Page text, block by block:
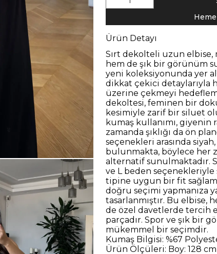
Ürün Detayı
Sırt dekolteli uzun elbise,
hem de şık bir görünüm
yeni koleksiyonunda yer
dikkat çekici detaylarıyla
üzerine çekmeyi
dekoltesi, feminen bir
kesimiyle zarif bir siluet
kumaş kullanımı, giyenin
zamanda şıklığı da ön
seçenekleri arasında
bulunmakta, böylece her
alternatif sunulmaktadır.
ve L beden
tipine uygun bir fit
doğru seçimi yapmanıza
tasarlanmıştır. Bu elbise,
de özel davetlerde tercih
parçadır. Spor ve şık bir
mükemmel bir seçimdir.
Kumaş Bilgisi: %67
Ürün Ölçüleri: Boy: 128 cm